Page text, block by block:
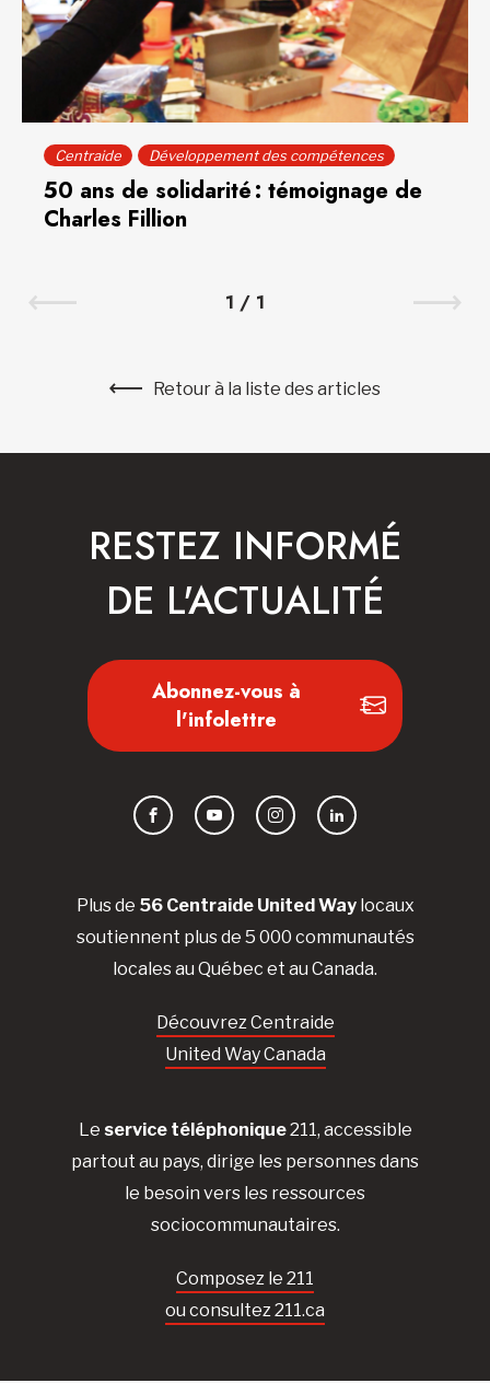
Centraide Développement des compétences
50 ans de solidarité : témoignage de
Charles Fillion
1 / 1
Retour à la liste des articles
Plus de 56 Centraide United Waylocaux
soutiennent plus de 5 000 communautés
locales au Québec et au Canada.
Découvrez Centraide
United Way Canada
Le service téléphonique211, accessible
partout au pays, dirige les personnes dans
le besoin vers les ressources
sociocommunautaires.
Composez le 211
ou consultez 211.ca
RESTEZ INFORMÉ
DE L'ACTUALITÉ
Abonnez-vous à
l'infolettre
FacebookYouTubeInstagramLinkedIn